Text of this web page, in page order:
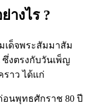
างไร ?
เด็จพระสัมมาสัม
งตรงกับวันเพ็ญ
ราว ได้แก่
อนพุทธศักราช 80 ปี